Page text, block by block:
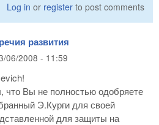
Log in or register to post comments
развития
06/2008 - 11:59
что Вы не полностью одобряете
Э.Курги для своей
для защиты на